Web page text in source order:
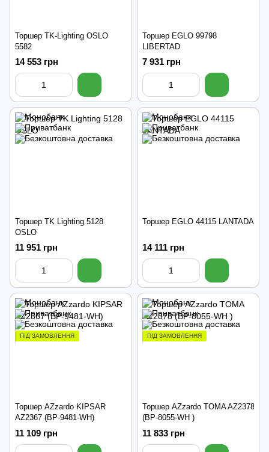
Торшер TK-Lighting OSLO
5582
14 553 грн
Торшер EGLO 99798
LIBERTAD
7 931 грн
Торшер TK Lighting 5128
OSLO
11 951 грн
Торшер EGLO 44115 LANTADA
14 111 грн
ПІД ЗАМОВЛЕННЯ
Торшер AZzardo KIPSAR
AZ2367 (BP-9481-WH)
11 109 грн
ПІД ЗАМОВЛЕННЯ
Торшер AZzardo TOMA AZ2378
(BP-8055-WH )
11 833 грн